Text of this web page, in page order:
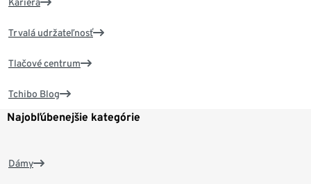
Trvalá udržateľnosť
Tlačové centrum
Tchibo Blog
Najobľúbenejšie kategórie
Dámy